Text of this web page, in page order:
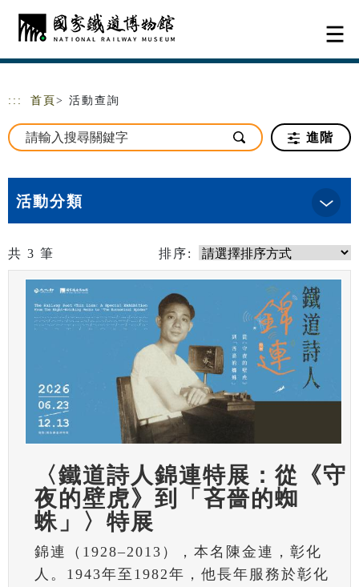
跳到主要內容
網站導覽
::: 首頁 > 活動查詢
進階
活動分類
共 3 筆 排序:
〈鐵道詩人錦連特展：從《守
夜的壁虎》到「吝嗇的蜘
蛛」〉特展
錦連（1928–2013），本名陳金連，彰化
人。1943年至1982年，他長年服務於彰化